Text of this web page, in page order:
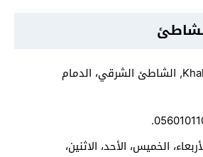
العنوان: Khaleej Rd, الشاطئ الشرقي، الدمام
الخميس، الأحد، الاثنين،